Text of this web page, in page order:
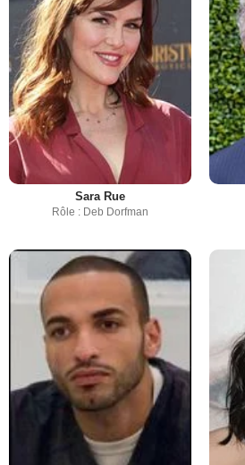
Sara Rue
Rôle : Deb Dorfman